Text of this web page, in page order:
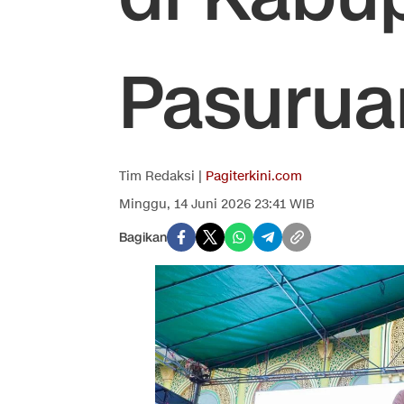
Tim Redaksi | Pagiterkini.com
Minggu, 14 Juni 2026 23:41 WIB
Bagikan